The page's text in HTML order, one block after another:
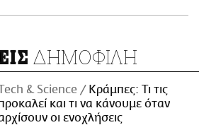
ΔΗΜΟΦΙΛΗ
& Science
Κράμπες: Τι τις
και τι να κάνουμε όταν
οι ενοχλήσεις